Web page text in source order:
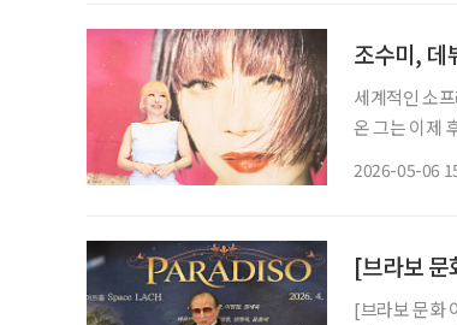
조수미, 데
세계적인 소
온 그는 이제 후
2026-05-06
[브라보
[브라보 문화